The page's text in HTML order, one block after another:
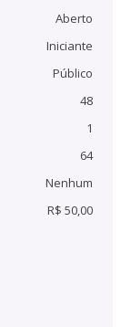
Aberto
Iniciante
Público
48
1
64
Nenhum
R$ 50,00